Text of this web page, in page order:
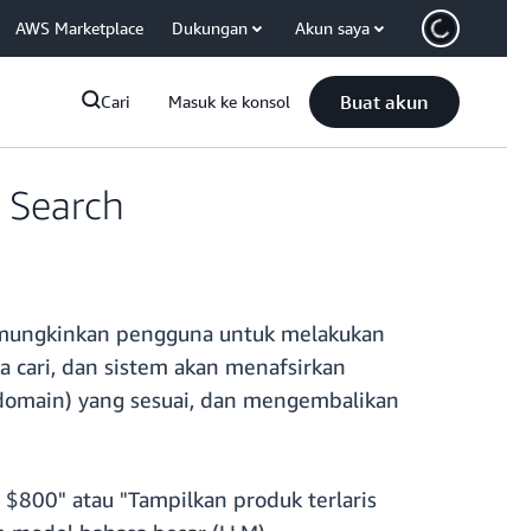
AWS Marketplace Dukungan Akun saya
Cari Masuk ke konsol Buat akun
pengguna untuk melakukan
cari, dan sistem akan menafsirkan
yang sesuai, dan mengembalikan
atau "Tampilkan produk terlaris